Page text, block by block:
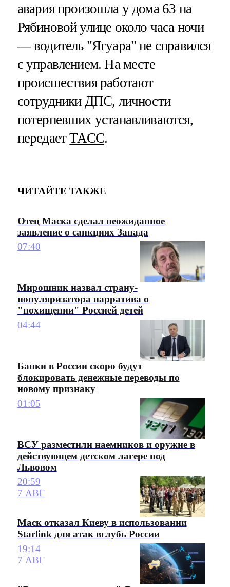
авария произошла у дома 63 на
Рябиновой улице около часа ночи
— водитель "Ягуара" не справился
с управлением. На месте
происшествия работают
сотрудники ДПС, личности
потерпевших устанавливаются,
передаетТАСС.
ЧИТАЙТЕ ТАКЖЕ
Отец Маска сделал неожиданное
заявление о санкциях Запада
07:40
Мирошник назвал страну-
популяризатора нарратива о
"похищении" Россией детей
04:44
Банки в России скоро будут
блокировать денежные переводы по
новому признаку
01:05
ВСУ разместили наемников и оружие в
действующем детском лагере под
Львовом
20:59
7 АВГ
Маск отказал Киеву в использовании
Starlink для атак вглубь России
19:14
7 АВГ